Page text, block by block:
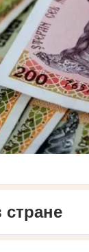
стране